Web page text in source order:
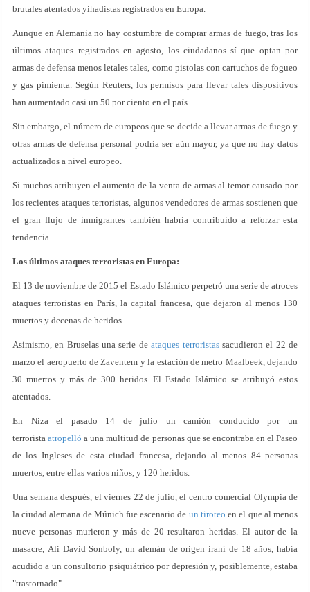
brutales atentados yihadistas registrados en Europa.
Aunque en Alemania no hay costumbre de comprar armas de fuego, tras los
últimos ataques registrados en agosto, los ciudadanos sí que optan por
armas de defensa menos letales tales, como pistolas con cartuchos de fogueo
y gas pimienta. Según Reuters, los permisos para llevar tales dispositivos
han aumentado casi un 50 por ciento en el país.
Sin embargo, el número de europeos que se decide a llevar armas de fuego y
otras armas de defensa personal podría ser aún mayor, ya que no hay datos
actualizados a nivel europeo.
Si muchos atribuyen el aumento de la venta de armas al temor causado por
los recientes ataques terroristas, algunos vendedores de armas sostienen que
el gran flujo de inmigrantes también habría contribuido a reforzar esta
tendencia.
Los últimos ataques terroristas en Europa:
El 13 de noviembre de 2015 el Estado Islámico perpetró una serie de atroces
ataques terroristas en París, la capital francesa, que dejaron al menos 130
muertos y decenas de heridos.
Asimismo, en Bruselas una serie deataques terroristassacudieron el 22 de
marzo el aeropuerto de Zaventem y la estación de metro Maalbeek, dejando
30 muertos y más de 300 heridos. El Estado Islámico se atribuyó estos
atentados.
En Niza el pasado 14 de julio un camión conducido por un
terroristaatropelló a una multitud de personas que se encontraba en el Paseo
de los Ingleses de esta ciudad francesa, dejando al menos 84 personas
muertos, entre ellas varios niños, y 120 heridos.
Una semana después, el viernes 22 de julio, el centro comercial Olympia de
la ciudad alemana de Múnich fue escenario de un tiroteo en el que al menos
nueve personas murieron y más de 20 resultaron heridas. El autor de la
masacre, Ali David Sonboly, un alemán de origen iraní de 18 años, había
acudido a un consultorio psiquiátrico por depresión y, posiblemente, estaba
"trastornado".